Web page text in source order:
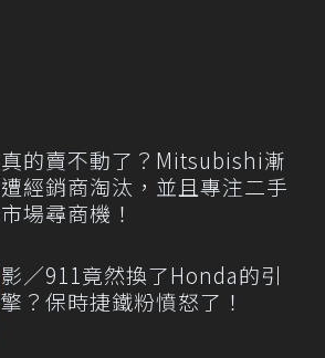
真的賣不動了？Mitsubishi漸
遭經銷商淘汰，並且專注二手
市場尋商機！
影／911竟然換了Honda的引
擎？保時捷鐵粉憤怒了！